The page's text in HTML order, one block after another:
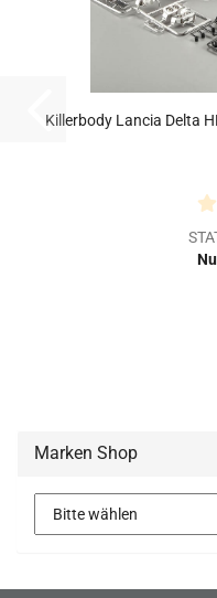
Killerbody Lancia Delta
Marken Shop